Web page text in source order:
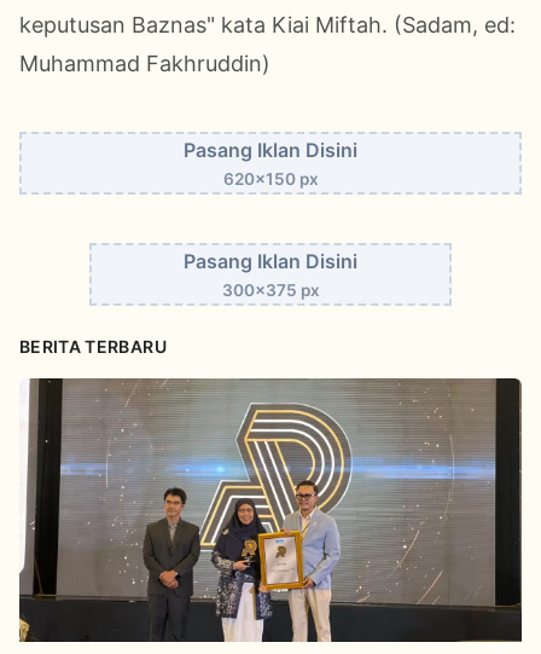
keputusan Baznas" kata Kiai Miftah. (Sadam, ed:
Muhammad Fakhruddin)
Pasang Iklan Disini
620x150 px
Pasang Iklan Disini
300x375 px
BERITA TERBARU